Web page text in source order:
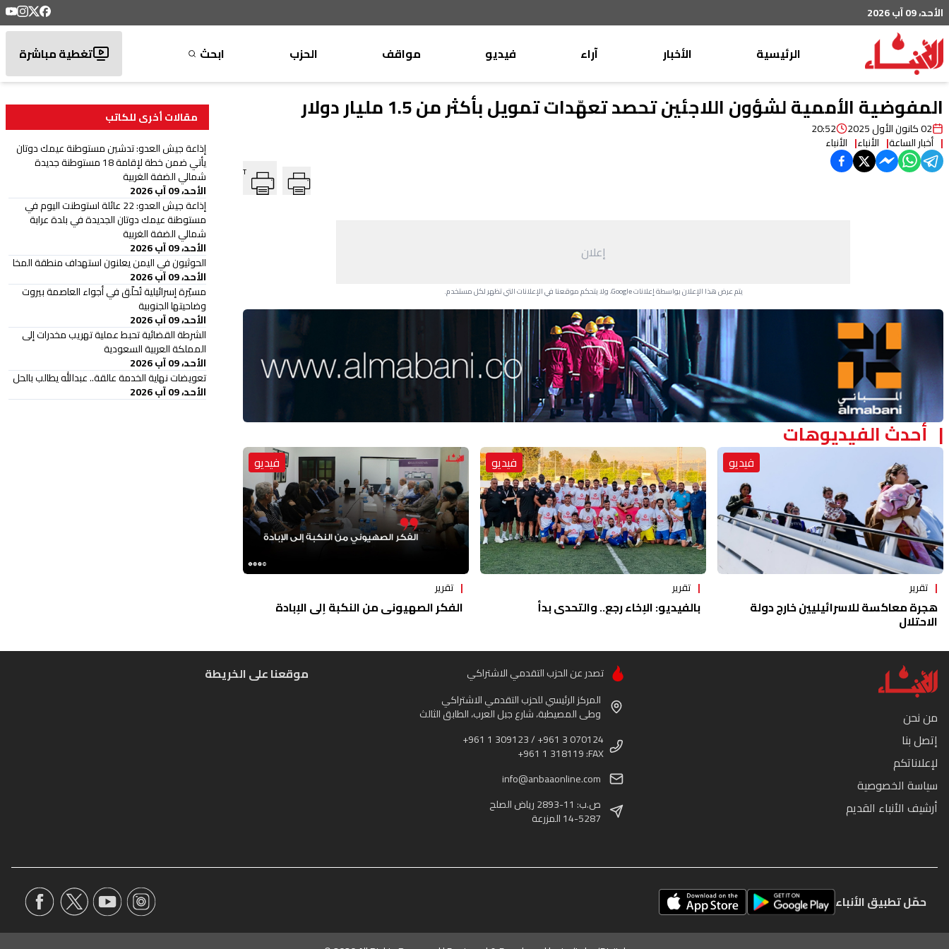
الأحد، 09 آب 2026
الرئيسية
الأخبار
محليات
عربي دولي
آراء
موقف
الأنباء
بريد
فيديو مواقف
وليد جنبلاط
تيمور جنبلاط
الحزب ابحث تغطية مباشرة
المفوضية الأممية لشؤون اللاجئين تحصد تعهّدات تمويل بأكثر من 1.5 مليار دولار
02 كانون الأول 2025 20:52
أخبار الساعة الأنباء الأنباء
T
إعلان
يتم عرض هذا الإعلان بواسطة إعلانات Google، ولا يتحكم موقعنا في الإعلانات التي تظهر لكل مستخدم.
Advertisement Section
أحدث الفيديوهات
فيديو
تقرير
هجرة معاكسة للاسرائيليين خارج دولة
الاحتلال
فيديو
تقرير
بالفيديو: الإخاء رجع.. والتحدي بدأ
فيديو
تقرير
الفكر الصهيوني من النكبة إلى الإبادة
مقالات أخرى للكاتب
إذاعة جيش العدو: تدشين مستوطنة عيمك دوتان
يأتي ضمن خطة لإقامة 18 مستوطنة جديدة
شمالي الضفة الغربية
الأحد، 09 آب 2026
إذاعة جيش العدو: 22 عائلة استوطنت اليوم في
مستوطنة عيمك دوتان الجديدة في بلدة عرابة
شمالي الضفة الغربية
الأحد، 09 آب 2026
الحوثيون في اليمن يعلنون استهداف منطقة المخا
الأحد، 09 آب 2026
مسيّرة إسرائيلية تُحلّق في أجواء العاصمة بيروت
وضاحيتها الجنوبية
الأحد، 09 آب 2026
الشرطة القضائية تحبط عملية تهريب مخدرات إلى
المملكة العربية السعودية
الأحد، 09 آب 2026
تعويضات نهاية الخدمة عالقة.. عبدالله يطالب بالحل
الأحد، 09 آب 2026
من نحن
إتصل بنا
لإعلاناتكم
سياسة الخصوصية
أرشيف الأنباء القديم
تصدر عن الحزب التقدمي الاشتراكي
المركز الرئيسي للحزب التقدمي الاشتراكي
وطى المصيطبة، شارع جبل العرب، الطابق الثالث
+961 1 309123 / +961 3 070124
+961 1 318119 :FAX
info@anbaaonline.com
ص.ب: 11-2893 رياض الصلح
14-5287 المزرعة
موقعنا على الخريطة
حمّل تطبيق الأنباء